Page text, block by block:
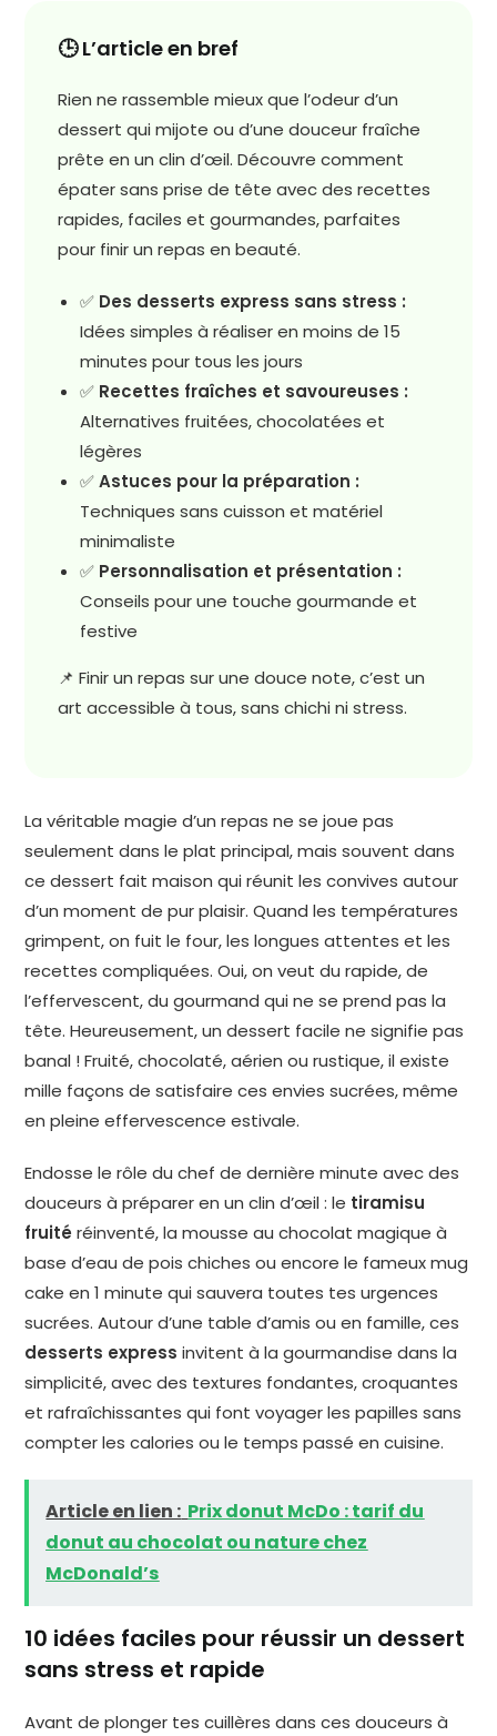
🕒 L’article en bref
Rien ne rassemble mieux que l’odeur d’un
dessert qui mijote ou d’une douceur fraîche
prête en un clin d’œil. Découvre comment
épater sans prise de tête avec des recettes
rapides, faciles et gourmandes, parfaites
pour finir un repas en beauté.
✅ Des desserts express sans stress :
Idées simples à réaliser en moins de 15
minutes pour tous les jours
✅ Recettes fraîches et savoureuses :
Alternatives fruitées, chocolatées et
légères
✅Astuces pour la préparation :
Techniques sans cuisson et matériel
minimaliste
✅ Personnalisation et présentation :
Conseils pour une touche gourmande et
festive
📌 Finir un repas sur une douce note, c’est un
art accessible à tous, sans chichi ni stress.
La véritable magie d’un repas ne se joue pas
seulement dans le plat principal, mais souvent dans
ce dessert fait maison qui réunit les convives autour
d’un moment de pur plaisir. Quand les températures
grimpent, on fuit le four, les longues attentes et les
recettes compliquées. Oui, on veut du rapide, de
l’effervescent, du gourmand qui ne se prend pas la
tête. Heureusement, un dessert facile ne signifie pas
banal ! Fruité, chocolaté, aérien ou rustique, il existe
mille façons de satisfaire ces envies sucrées, même
en pleine effervescence estivale.
Endosse le rôle du chef de dernière minute avec des
douceurs à préparer en un clin d’œil : le tiramisu
fruité réinventé, la mousse au chocolat magique à
base d’eau de pois chiches ou encore le fameux mug
cake en 1 minute qui sauvera toutes tes urgences
sucrées. Autour d’une table d’amis ou en famille, ces
desserts express invitent à la gourmandise dans la
simplicité, avec des textures fondantes, croquantes
et rafraîchissantes qui font voyager les papilles sans
compter les calories ou le temps passé en cuisine.
Article en lien : Prix donut McDo : tarif du
donut au chocolat ou nature chez
McDonald’s
10 idées faciles pour réussir un dessert
sans stress et rapide
Avant de plonger tes cuillères dans ces douceurs à